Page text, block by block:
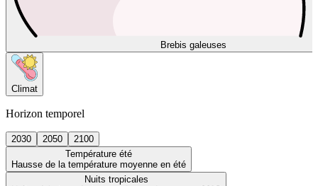
Brebis galeuses
Climat
Horizon temporel
2030 2050
2100
Température été
Hausse de la température moyenne en été
Nuits tropicales